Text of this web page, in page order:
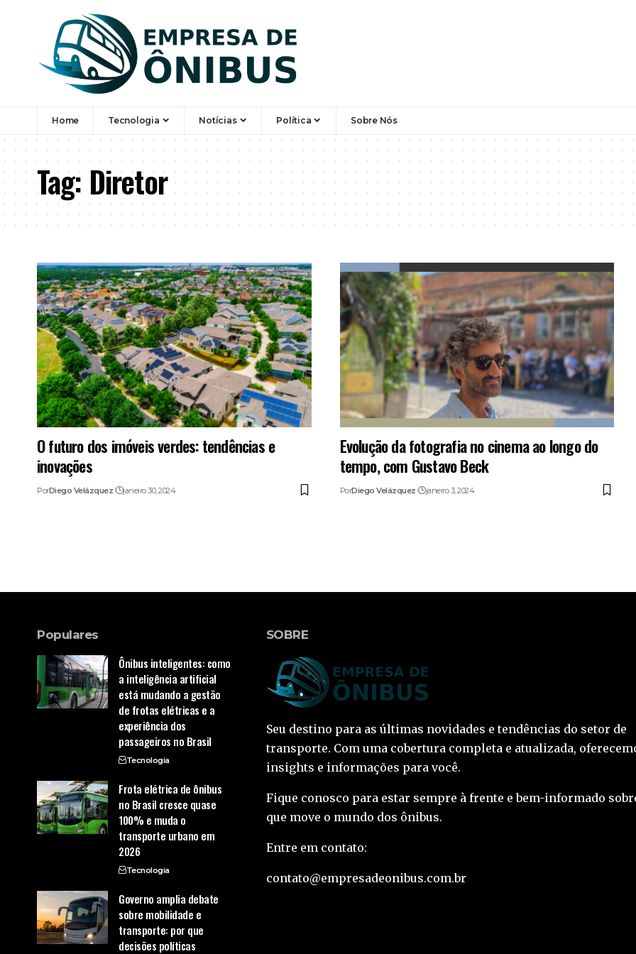
Home Tecnologia Notícias Política Sobre Nós
Tag:Diretor
O futuro dos imóveis verdes: tendências e
inovações
PorDiego Velázquez janeiro 30, 2024
Evolução da fotografia no cinema ao longo do
tempo, com Gustavo Beck
PorDiego Velázquez janeiro 3, 2024
Populares
Ônibus inteligentes: como
a inteligência artificial
está mudando a gestão
de frotas elétricas e a
experiência dos
passageiros no Brasil
Tecnologia
Frota elétrica de ônibus
no Brasil cresce quase
100% e muda o
transporte urbano em
2026
Tecnologia
Governo amplia debate
sobre mobilidade e
transporte: por que
decisões políticas
SOBRE
Seu destino para as últimas novidades e tendências do setor de
transporte. Com uma cobertura completa e atualizada,
insights e informações para você.
Fique conosco para estar sempre à frente e bem-informado
que move o mundo dos ônibus.
Entre em contato:
contato@empresadeonibus.com.br